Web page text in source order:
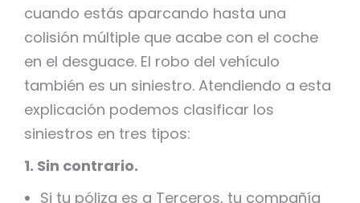
cuando estás aparcando hasta una
colisión múltiple que acabe con el coche
en el desguace. El robo del vehículo
también es un siniestro. Atendiendo a esta
explicación podemos clasificar los
siniestros en tres tipos:
1. Sin contrario.
Si tu póliza es a Terceros, tu compañía